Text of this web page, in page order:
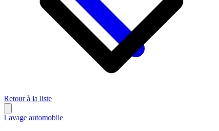
Retour à la liste
Lavage automobile